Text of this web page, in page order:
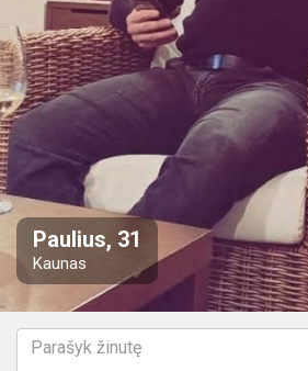
Paulius, 31
Kaunas